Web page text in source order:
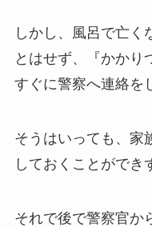
しかし、風呂で亡く
とはせず、『かかり
すぐに警察へ連絡を
そうはいっても、家
しておくことができ
それで後で警察官か